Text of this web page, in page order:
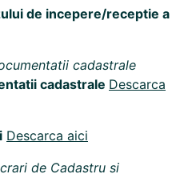
de incepere/receptie a
cadastrale
cadastrale Descarca
Descarca aici
de Cadastru si